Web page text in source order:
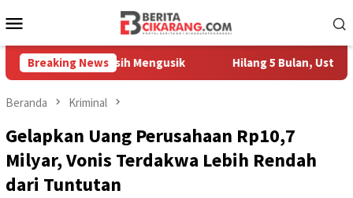
ke
Mobile
Breaking News
Masih Mengusik Hilang 5 Bulan, Ustadz Ujang
Beranda Kriminal
Gelapkan Uang Perusahaan Rp10,7
Milyar, Vonis Terdakwa Lebih Rendah
dari Tuntutan